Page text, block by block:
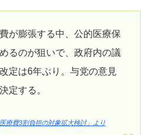
が膨張する中、公的医療保
るのが狙いで、政府内の議
定は6年ぶり。与党の意見
定する。
療費3割負担の対象拡大検討」より